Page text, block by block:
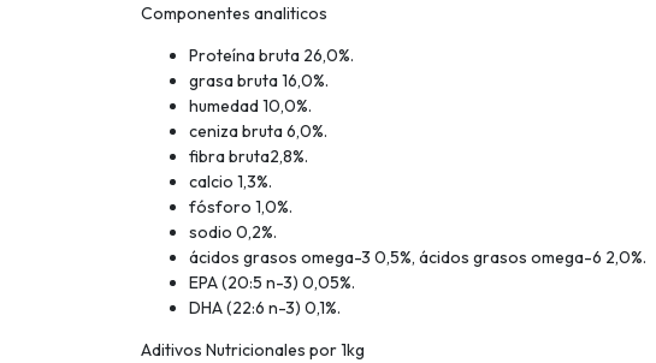
Componentes analiticos
Proteína bruta 26,0%.
grasa bruta 16,0%.
humedad 10,0%.
ceniza bruta 6,0%.
fibra bruta2,8%.
calcio 1,3%.
fósforo 1,0%.
sodio 0,2%.
ácidos grasos omega-3 0,5%, ácidos grasos omega-6 2,0%.
EPA (20:5 n-3) 0,05%.
DHA (22:6 n-3) 0,1%.
Aditivos Nutricionales por 1kg